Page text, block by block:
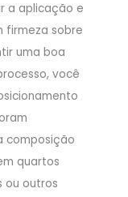
a aplicação e
firmeza sobre
uma boa
você
composição
quartos
ou outros